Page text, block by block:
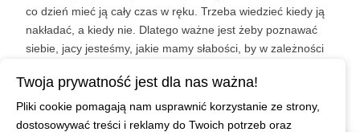
co dzień mieć ją cały czas w ręku. Trzeba wiedzieć kiedy ją
nakładać, a kiedy nie. Dlatego ważne jest żeby poznawać
siebie, jacy jesteśmy, jakie mamy słabości, by w zależności
Dlatego pokora jest tak ważna w naszym życiu, by bronić
nas od tych sił.
Twoja prywatność jest dla nas ważna!
Pliki cookie pomagają nam usprawnić korzystanie ze strony,
dostosowywać treści i reklamy do Twoich potrzeb oraz